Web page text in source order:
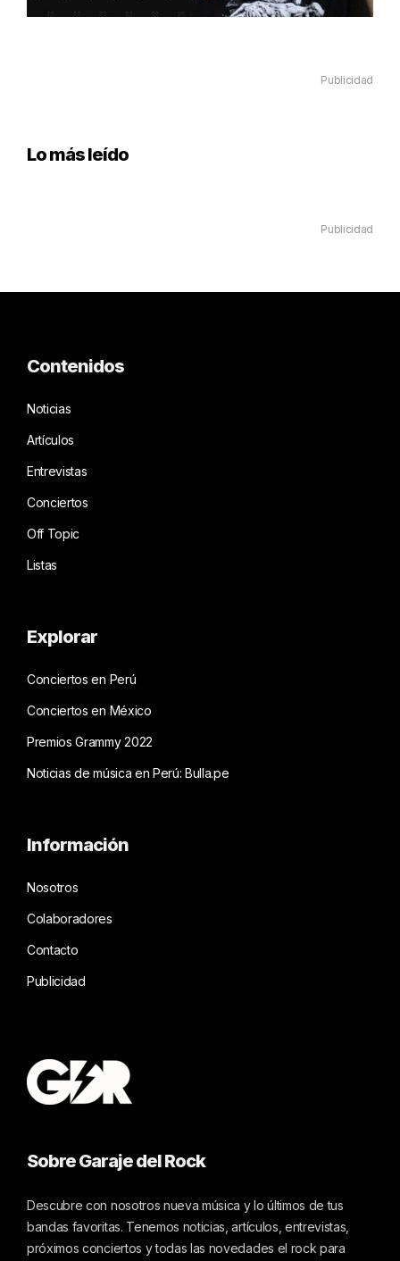
Publicidad
Lo más leído
Publicidad
Contenidos
Noticias
Artículos
Entrevistas
Conciertos
Off Topic
Listas
Explorar
Conciertos en Perú
Conciertos en México
Premios Grammy 2022
Noticias de música en Perú: Bulla.pe
Información
Nosotros
Colaboradores
Contacto
Publicidad
Sobre Garaje del Rock
Descubre con nosotros nueva música y lo últimos de tus
bandas favoritas. Tenemos noticias, artículos, entrevistas,
próximos conciertos y todas las novedades el rock para